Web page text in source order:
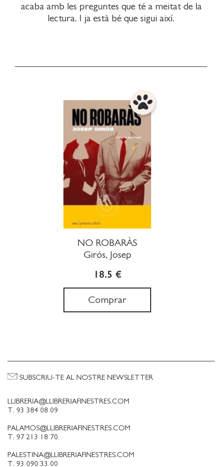
acaba amb les preguntes que té a meitat de la
lectura. I ja està bé que sigui així.
NO ROBARÀS
Girós, Josep
18.5 €
Comprar
LLIBRERIA@LLIBRERIAFINESTRES.COM
T. 93 384 08 09
PALAMOS@LLIBRERIAFINESTRES.COM
T. 97 213 18 70
PALESTINA@LLIBRERIAFINESTRES.COM
T. 93 090 33 00
SUBSCRIU-TE AL NOSTRE NEWSLETTER